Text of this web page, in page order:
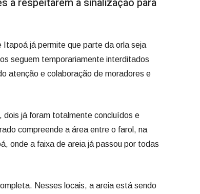
já permite que parte da orla seja
seguem temporariamente interditados
atenção e colaboração de moradores e
dois já foram totalmente concluídos e
compreende a área entre o farol, na
onde a faixa de areia já passou por todas
Nesses locais, a areia está sendo